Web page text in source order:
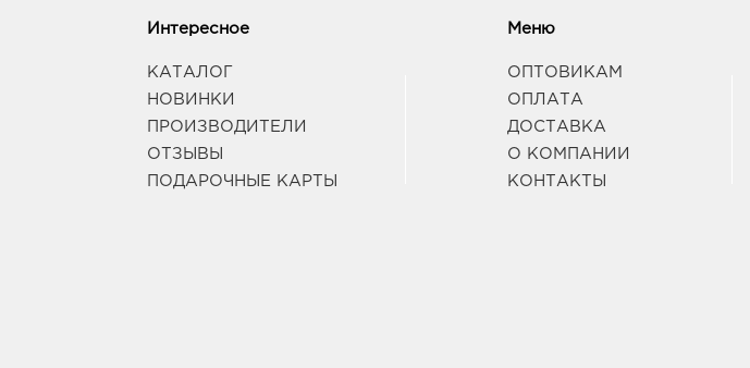
Интересное
КАТАЛОГ
НОВИНКИ
ПРОИЗВОДИТЕЛИ
ОТЗЫВЫ
ПОДАРОЧНЫЕ КАРТЫ
Меню
ОПТОВИКАМ
ОПЛАТА
ДОСТАВКА
О КОМПАНИИ
КОНТАКТЫ